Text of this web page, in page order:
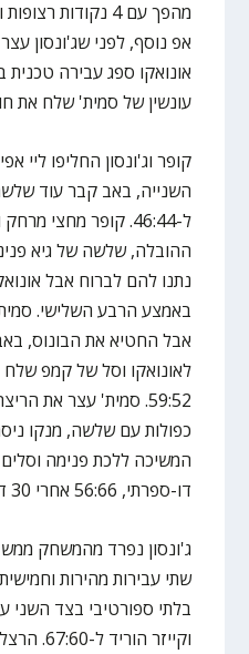
אפ נוסף, לפני שג'ונסון
אונואקו ספג עבירה טכנית
עונשין של סמית' שלח את
קופר וג'ונסון החליפו ליי
השנייה, באב קבר עוד
ל-46:44. קופר מחצי
ההובלה, שלשה של גיא
באמצע הרבע השלישי.
אבל החטיא את הבונוס,
לאונואקו וסל של קמפ
59:52. סמית' עצר את
כפולות עם שלשה, מנקו
המשיכה ללכת פנימה
דו-ספרתי, 56:66 אחרי 30 דקות.
ג'ונסון נפרד מהמשחק
שתי עבירות מהירות
בלתי ספורטיבי בצד השני
וקייזר